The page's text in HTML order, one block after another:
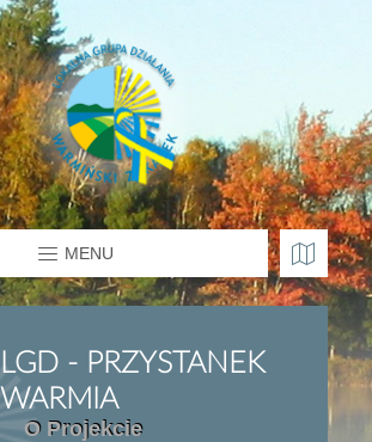
MENU
LGD - PRZYSTANEK
WARMIA
O Projekcie